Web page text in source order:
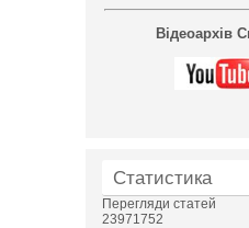
Відеоархів
Статистика
Перегляди статей
23971752